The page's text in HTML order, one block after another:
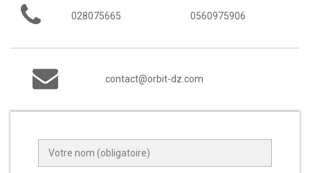
028075665 0560975906
contact@orbit-dz.com